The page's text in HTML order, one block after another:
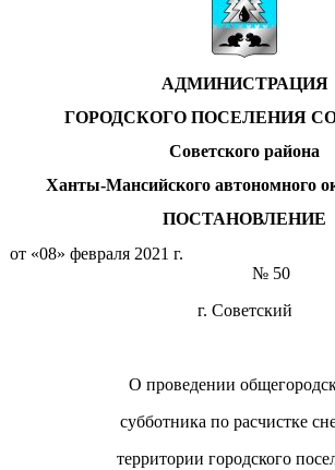
АДМИНИСТРАЦИЯ
ГОРОДСКОГО ПОСЕЛЕНИЯ
Советского района
Ханты-Мансийского автономного
ПОСТАНОВЛЕНИЕ
от «08» февраля
№ 50
г. Советский
О проведении
субботника по расчистке
территории городского